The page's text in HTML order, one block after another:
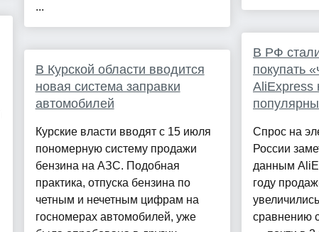
...
В Курской области вводится
новая система заправки
автомобилей
Курские власти вводят с 15 июля
пономерную систему продажи
бензина на АЗС. Подобная
практика, отпуска бензина по
четным и нечетным цифрам на
госномерах автомобилей, уже
В РФ
покупать
AliExpress
Спрос на
России
данным
году
сравнению